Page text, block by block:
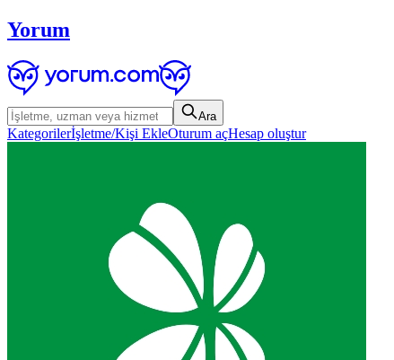
Yorum
Ara
Kategorilerİşletme/Kişi EkleOturum açHesap oluştur